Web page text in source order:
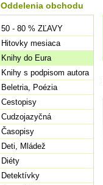
Oddelenia obchodu
50 - 80 % ZĽAVY
Hitovky mesiaca
Knihy do Eura
Knihy s podpisom autora
Beletria, Poézia
Cestopisy
Cudzojazyčná
Časopisy
Deti, Mládež
Diéty
Detektívky